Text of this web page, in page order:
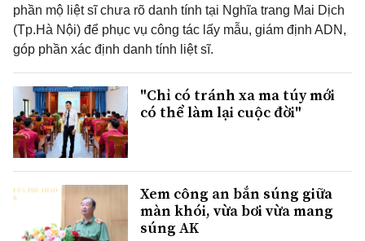
phần mộ liệt sĩ chưa rõ danh tính tại Nghĩa trang Mai Dịch
(Tp.Hà Nội) để phục vụ công tác lấy mẫu, giám định ADN,
góp phần xác định danh tính liệt sĩ.
"Chỉ có tránh xa ma túy mới
có thể làm lại cuộc đời"
Xem công an bắn súng giữa
màn khói, vừa bơi vừa mang
súng AK